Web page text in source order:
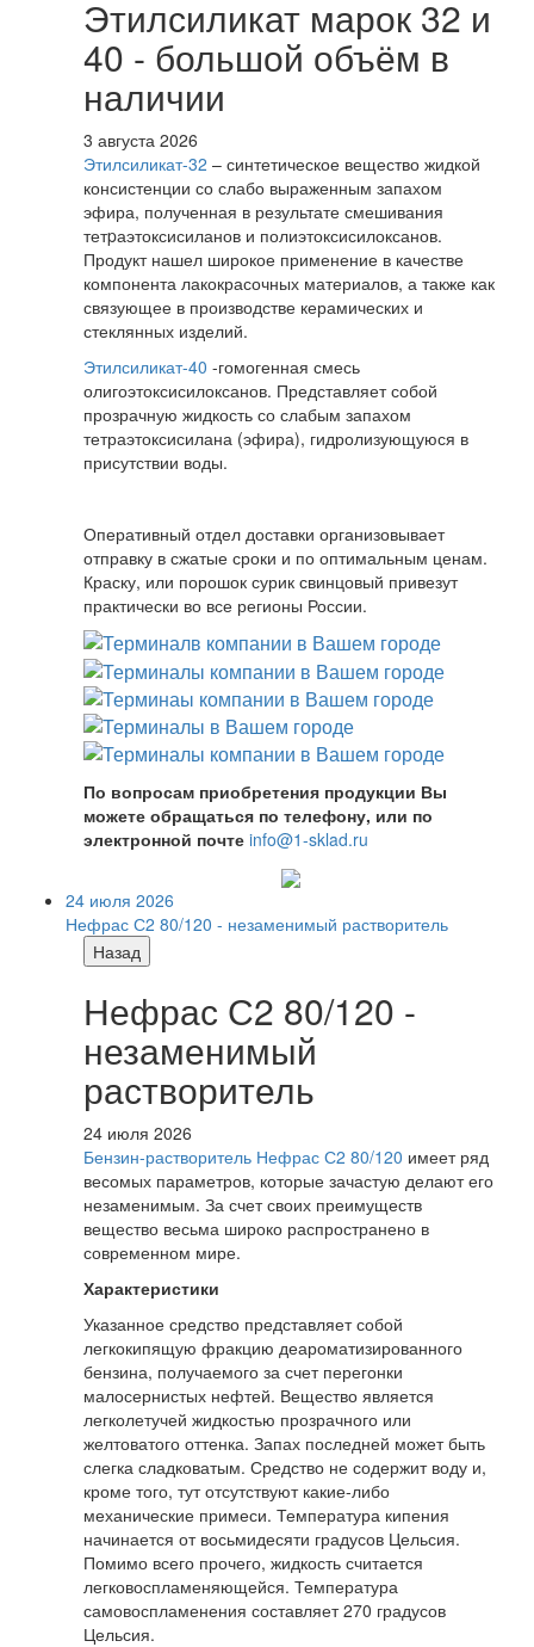
Этилсиликат марок 32 и
40 - большой объём в
наличии
3 августа 2026
Этилсиликат-32 – синтетическое вещество жидкой
консистенции со слабо выраженным запахом
эфира, полученная в результате смешивания
тетpаэтоксисиланов и полиэтоксисилоксанов.
Продукт нашел широкое применение в качестве
компонента лакокрасочных материалов, а также как
связующее в производстве керамических и
стеклянных изделий.
Этилсиликат-40 -гомогенная смесь
олигоэтоксисилоксанов. Представляет собой
прозрачную жидкость со слабым запахом
тетраэтоксисилана (эфира), гидролизующуюся в
присутствии воды.
Оперативный отдел доставки организовывает
отправку в сжатые сроки и по оптимальным ценам.
Краску, или порошок сурик свинцовый привезут
практически во все регионы России.
По вопросам приобретения продукции Вы
можете обращаться по телефону, или по
электронной почте info@1-sklad.ru
24 июля 2026
Нефрас С2 80/120 - незаменимый растворитель
Назад
Нефрас С2 80/120 -
незаменимый
растворитель
24 июля 2026
Бензин-растворитель Нефрас С2 80/120 имеет ряд
весомых параметров, которые зачастую делают его
незаменимым. За счет своих преимуществ
вещество весьма широко распространено в
современном мире.
Характеристики
Указанное средство представляет собой
легкокипящую фракцию деароматизированного
бензина, получаемого за счет перегонки
малосернистых нефтей. Вещество является
легколетучей жидкостью прозрачного или
желтоватого оттенка. Запах последней может быть
слегка сладковатым. Средство не содержит воду и,
кроме того, тут отсутствуют какие-либо
механические примеси. Температура кипения
начинается от восьмидесяти градусов Цельсия.
Помимо всего прочего, жидкость считается
легковоспламеняющейся. Температура
самовоспламенения составляет 270 градусов
Цельсия.